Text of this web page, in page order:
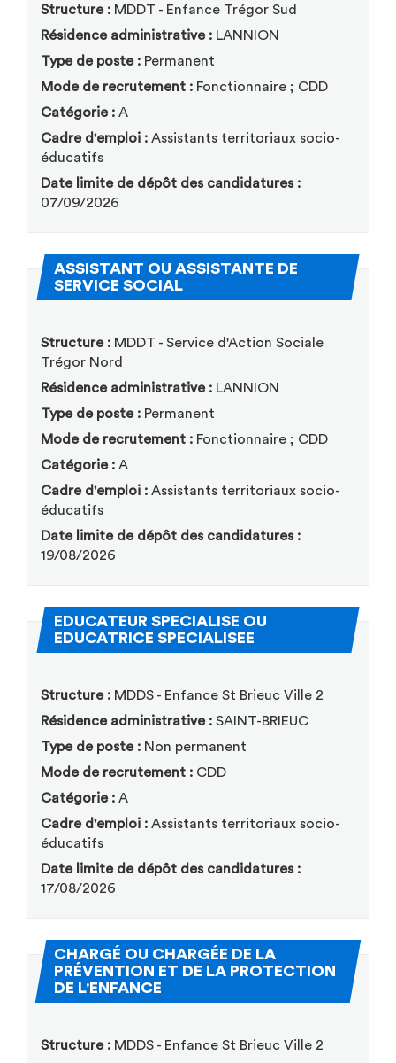
Structure : MDDT - Enfance Trégor Sud
Résidence administrative : LANNION
Type de poste : Permanent
Mode de recrutement : Fonctionnaire ; CDD
Catégorie : A
Cadre d'emploi : Assistants territoriaux socio-
éducatifs
Date limite de dépôt des candidatures :
07/09/2026
ASSISTANT OU ASSISTANTE DE
SERVICE SOCIAL
Structure : MDDT - Service d'Action Sociale
Trégor Nord
Résidence administrative : LANNION
Type de poste : Permanent
Mode de recrutement : Fonctionnaire ; CDD
Catégorie : A
Cadre d'emploi : Assistants territoriaux socio-
éducatifs
Date limite de dépôt des candidatures :
19/08/2026
EDUCATEUR SPECIALISE OU
EDUCATRICE SPECIALISEE (Nouvelle fenêtre)
Structure : MDDS - Enfance St Brieuc Ville 2
Résidence administrative : SAINT-BRIEUC
Type de poste : Non permanent
Mode de recrutement : CDD
Catégorie : A
Cadre d'emploi : Assistants territoriaux socio-
éducatifs
Date limite de dépôt des candidatures :
17/08/2026
CHARGÉ OU CHARGÉE DE LA
PRÉVENTION ET DE LA PROTECTION
DE L'ENFANCE
Structure : MDDS - Enfance St Brieuc Ville 2